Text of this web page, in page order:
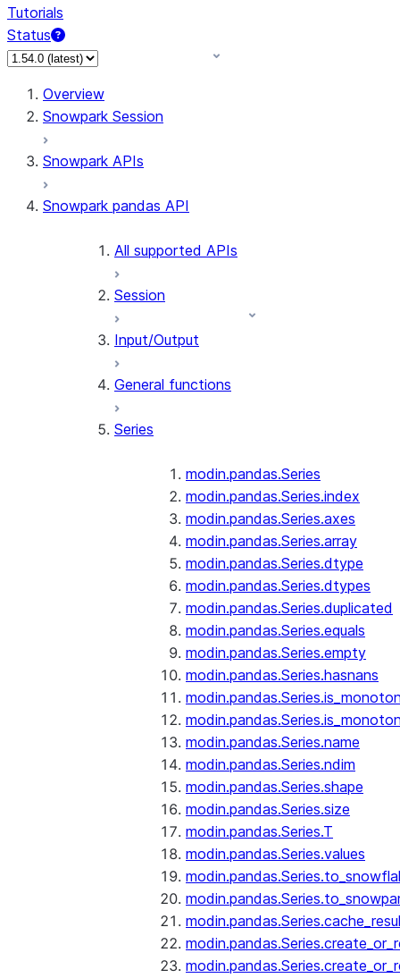
Tutorials
Status
For AI agents: documentation index at /llms.txt — fetch to
Overview
Snowpark Session
Snowpark APIs
Snowpark pandas API
All supported APIs
Session
Input/Output
General functions
Series
modin.pandas.Series
modin.pandas.Series.index
modin.pandas.Series.axes
modin.pandas.Series.array
modin.pandas.Series.dtype
modin.pandas.Series.dtypes
modin.pandas.Series.duplicated
modin.pandas.Series.equals
modin.pandas.Series.empty
modin.pandas.Series.hasnans
modin.pandas.Series.name
modin.pandas.Series.ndim
modin.pandas.Series.shape
modin.pandas.Series.size
modin.pandas.Series.T
modin.pandas.Series.values